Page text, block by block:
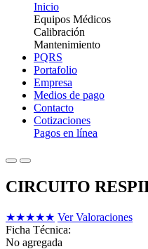
Inicio
Equipos Médicos
Calibración
Mantenimiento
PQRS
Portafolio
Empresa
Medios de pago
Contacto
Cotizaciones
Pagos en línea
CIRCUITO
★★★★★ Ver Valoraciones
Ficha Técnica:
No agregada